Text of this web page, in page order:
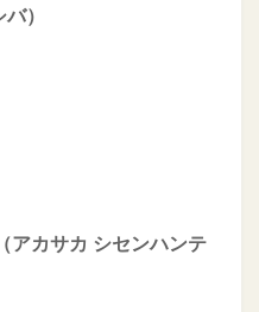
）
アカサカ シセンハンテ